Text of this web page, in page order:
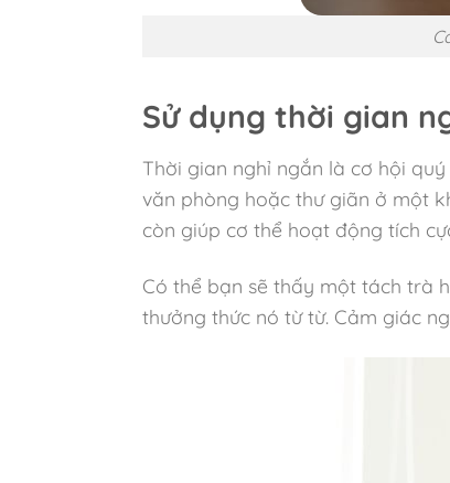
Sử dụng thời gian
Thời gian nghỉ ngắn là cơ hội
văn phòng hoặc thư giãn ở một
còn giúp cơ thể hoạt động tích
Có thể bạn sẽ thấy một tách trà
thưởng thức nó từ từ. Cảm giác